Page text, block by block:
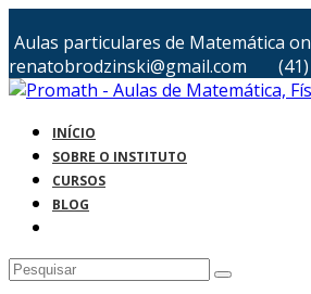
Aulas particulares de Matemática
renatobrodzinski@gmail.com
INÍCIO
SOBRE O INSTITUTO
CURSOS
BLOG